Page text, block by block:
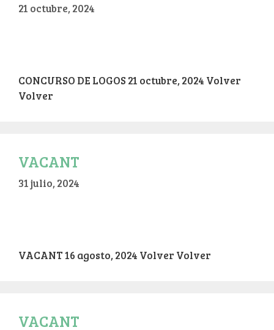
21 octubre, 2024
CONCURSO DE LOGOS 21 octubre, 2024 Volver
Volver
VACANT
31 julio, 2024
VACANT 16 agosto, 2024 Volver Volver
VACANT